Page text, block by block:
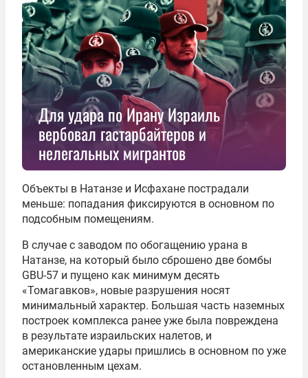
Для удара по Ирану Израиль
вербовал гастарбайтеров и
нелегальных мигрантов
Объекты в Натанзе и Исфахане пострадали
меньше: попадания фиксируются в основном по
подсобным помещениям.
В случае с заводом по обогащению урана в
Натанзе, на который было сброшено две бомбы
GBU-57 и пущено как минимум десять
«Томагавков», новые разрушения носят
минимальный характер. Большая часть наземных
построек комплекса ранее уже была повреждена
в результате израильских налетов, и
американские удары пришлись в основном по уже
остановленным цехам.